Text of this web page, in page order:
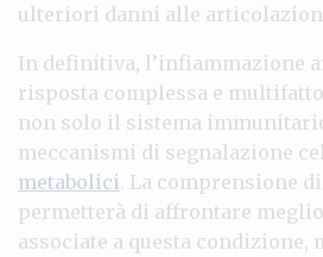
ulteriori danni alle
In definitiva, l’infiammazione
risposta complessa e
non solo il sistema
meccanismi di segnalazione
metabolici. La comprensione
permetterà di affrontare
associate a questa condizione,